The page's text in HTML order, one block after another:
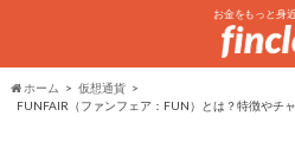
お金をもっと身近
ホーム
仮想通貨
FUNFAIR（ファンフェア：FUN）とは？特徴やチ